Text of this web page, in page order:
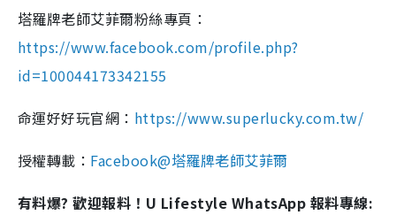
塔羅牌老師艾菲爾粉絲專頁：
https://www.facebook.com/profile.php?
id=100044173342155
命運好好玩官網： https://www.superlucky.com.tw/
授權轉載： Facebook@塔羅牌老師艾菲爾
有料爆? 歡迎報料！U Lifestyle WhatsApp 報料專線: